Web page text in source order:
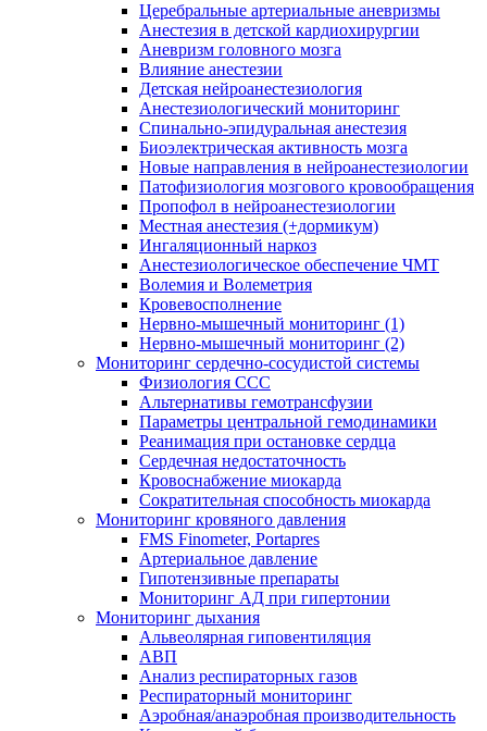
Церебральные артериальные аневризмы
Анестезия в детской кардиохирургии
Аневризм головного мозга
Влияние анестезии
Детская нейроанестезиология
Анестезиологический мониторинг
Спинально-эпидуральная анестезия
Биоэлектрическая активность мозга
Новые направления в нейроанестезиологии
Патофизиология мозгового кровообращения
Пропофол в нейроанестезиологии
Местная анестезия (+дормикум)
Ингаляционный наркоз
Анестезиологическое обеспечение ЧМТ
Волемия и Волеметрия
Кровевосполнение
Нервно-мышечный мониторинг (1)
Нервно-мышечный мониторинг (2)
Мониторинг сердечно-сосудистой системы
Физиология ССС
Альтернативы гемотрансфузии
Параметры центральной гемодинамики
Реанимация при остановке сердца
Сердечная недостаточность
Кровоснабжение миокарда
Сократительная способность миокарда
Мониторинг кровяного давления
FMS Finometer, Portapres
Артериальное давление
Гипотензивные препараты
Мониторинг АД при гипертонии
Мониторинг дыхания
Альвеолярная гиповентиляция
АВП
Анализ респираторных газов
Респираторный мониторинг
Аэробная/анаэробная производительность